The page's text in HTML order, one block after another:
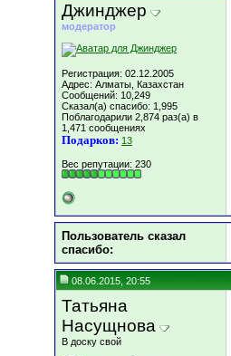
Джинджер
модератор
Регистрация: 02.12.2005
Адрес: Алматы, Казахстан
Сообщений: 10,249
Сказал(а) спасибо: 1,995
Поблагодарили 2,874 раз(а) в
1,471 сообщениях
Подарков: 13
Вес репутации: 230
Пользователь сказал
cпасибо:
08.06.2015, 20:55
Татьяна
Насущнова
В доску свой